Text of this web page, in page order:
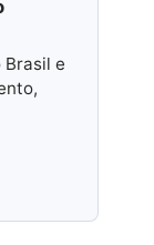
Brasil e